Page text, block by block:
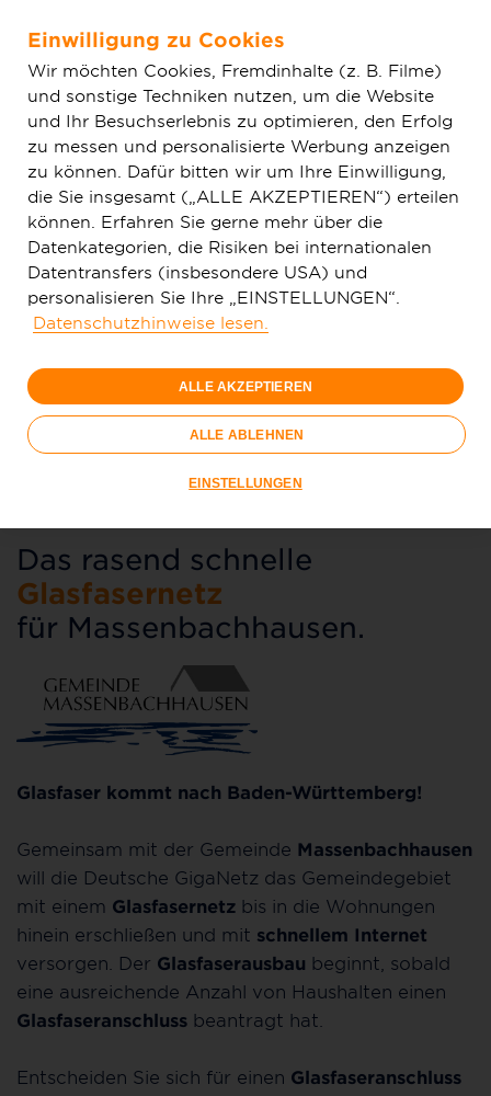
Zum Hauptinhalt springen
Glasfaser & Ausbau Ausbaugebiete
Württemberg
Massenbachhausen
150 Mbit/s
29,99
€/Monat
Nur bis 15.09.
Jetzt bestellen
Glasfaser-
Das rasend schnelle
Glasfasernetz
für Massenbachhausen.
Glasfaser kommt nach Baden-Württemberg!
Gemeinsam mit der Gemeinde Massenbachhausen
will die Deutsche GigaNetz das Gemeindegebiet
mit einem Glasfasernetz bis in die Wohnungen
hinein erschließen und mit schnellem Internet
versorgen. Der Glasfaserausbau beginnt, sobald
eine ausreichende Anzahl von Haushalten einen
Glasfaseranschluss beantragt hat.
Entscheiden Sie sich für einen Glasfaseranschluss
Einwilligung zu Cookies
Wir möchten Cookies, Fremdinhalte (z. B. Filme)
und sonstige Techniken nutzen, um die Website
und Ihr Besuchserlebnis zu optimieren, den Erfolg
zu messen und personalisierte Werbung anzeigen
zu können. Dafür bitten wir um Ihre Einwilligung,
die Sie insgesamt („ALLE AKZEPTIEREN“) erteilen
können. Erfahren Sie gerne mehr über die
Datenkategorien, die Risiken bei internationalen
Datentransfers (insbesondere USA) und
personalisieren Sie Ihre „EINSTELLUNGEN“.
Datenschutzhinweise lesen.
ALLE AKZEPTIEREN
ALLE ABLEHNEN
EINSTELLUNGEN